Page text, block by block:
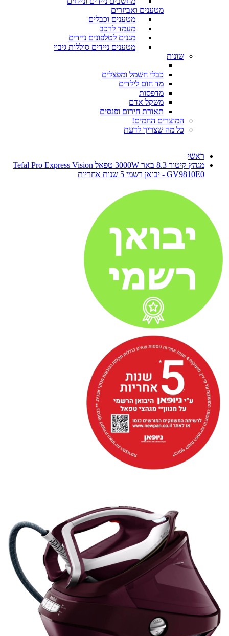
מטענים ואביזרים
מטענים וכבלים
מעמד לרכב
מגנים לטלפונים ניידים
מטענים ניידים סוללות גיבוי
שונות
כבלי חשמל ומפצלים
מד חום לילדים
מדפסות
משקל אדם
תאורת חירום ופנסים
המוצרים החמים!
כל מה שצריך לדעת
ראשי
מגהץ קיטור 8.3 באר 3000W טפאל Tefal Pro Express Vision
GV9810E0 - יבואן רשמי 5 שנות אחריות